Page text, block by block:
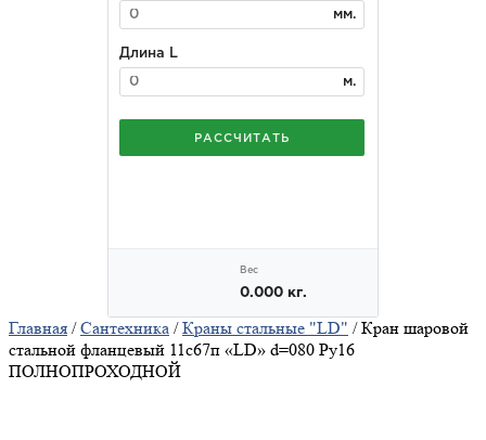
Главная /Сантехника /Краны стальные "LD" / Кран шаровой
стальной фланцевый 11с67п «LD» d=080 Ру16
ПОЛНОПРОХОДНОЙ